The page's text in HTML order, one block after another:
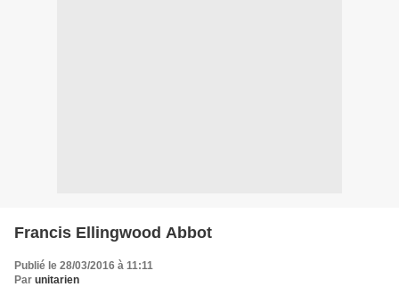
Francis Ellingwood Abbot
Publié le 28/03/2016 à 11:11
Par unitarien